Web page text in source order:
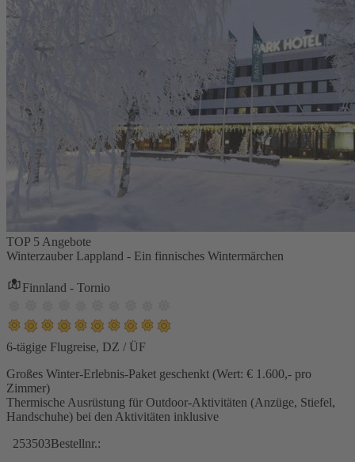
TOP 5 Angebote
Winterzauber Lappland - Ein finnisches Wintermärchen
Finnland - Tornio
6-tägige Flugreise, DZ / ÜF
Großes Winter-Erlebnis-Paket geschenkt (Wert: € 1.600,- pro
Zimmer)
Thermische Ausrüstung für Outdoor-Aktivitäten (Anzüge, Stiefel,
Handschuhe) bei den Aktivitäten inklusive
253503Bestellnr.: